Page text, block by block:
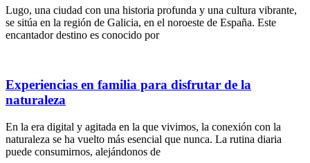
Lugo, una ciudad con una historia profunda y una cultura vibrante,
se sitúa en la región de Galicia, en el noroeste de España. Este
encantador destino es conocido por
Experiencias en familia para disfrutar de la
naturaleza
En la era digital y agitada en la que vivimos, la conexión con la
naturaleza se ha vuelto más esencial que nunca. La rutina diaria
puede consumirnos, alejándonos de